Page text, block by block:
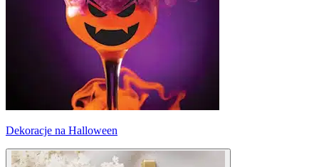
Dekoracje na Halloween